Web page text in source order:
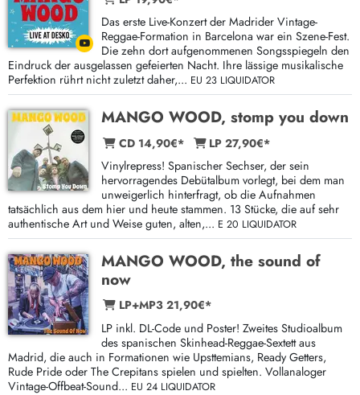
Das erste Live-Konzert der Madrider Vintage-
Reggae-Formation in Barcelona war ein Szene-Fest.
Die zehn dort aufgenommenen Songsspiegeln den
Eindruck der ausgelassen gefeierten Nacht. Ihre lässige musikalische
Perfektion rührt nicht zuletzt daher,... EU 23 LIQUIDATOR
MANGO WOOD, stomp you down
CD 14,90€*
LP 27,90€*
Vinylrepress! Spanischer Sechser, der sein
hervorragendes Debütalbum vorlegt, bei dem man
unweigerlich hinterfragt, ob die Aufnahmen
tatsächlich aus dem hier und heute stammen. 13 Stücke, die auf sehr
authentische Art und Weise guten, alten,... E 20 LIQUIDATOR
MANGO WOOD, the sound of
now
LP+MP3 21,90€*
LP inkl. DL-Code und Poster! Zweites Studioalbum
des spanischen Skinhead-Reggae-Sextett aus
Madrid, die auch in Formationen wie Upsttemians, Ready Getters,
Rude Pride oder The Crepitans spielen und spielten. Vollanaloger
Vintage-Offbeat-Sound... EU 24 LIQUIDATOR